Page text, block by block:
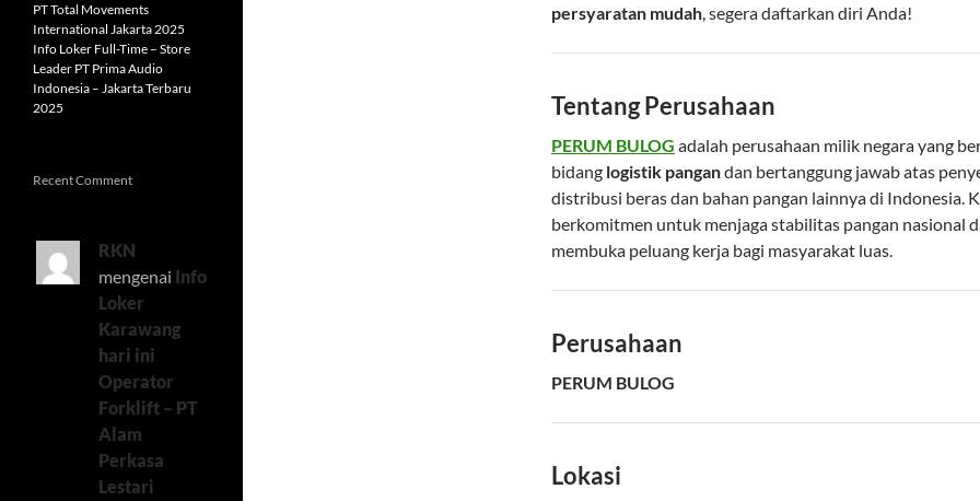
persyaratan mudah, segera daftarkan diri Anda!
Tentang Perusahaan
PERUM BULOG adalah perusahaan milik negara yang
bidang logistik pangandan bertanggung jawab atas
distribusi beras dan bahan pangan lainnya di Indonesia.
berkomitmen untuk menjaga stabilitas pangan nasional
membuka peluang kerja bagi masyarakat luas.
Perusahaan
PERUM BULOG
Lokasi
PT Total Movements
International Jakarta 2025
Info Loker Full-Time – Store
Leader PT Prima Audio
Indonesia – Jakarta Terbaru
2025
Recent Comment
RKN
mengenai Info
Loker
Karawang
hari ini
Operator
Forklift – PT
Alam
Perkasa
Lestari